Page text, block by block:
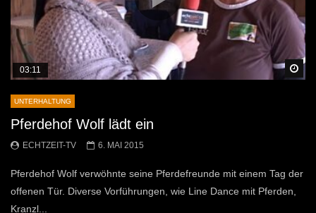
03:11
UNTERHALTUNG
Pferdehof Wolf lädt ein
ECHTZEIT-TV 6. MAI 2015
Pferdehof Wolf verwöhnte seine Pferdefreunde mit einem Tag der
offenen Tür. Diverse Vorführungen, wie Line Dance mit Pferden,
Kranzl...